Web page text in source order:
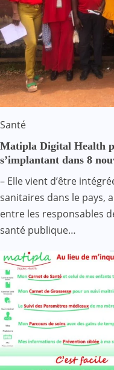
Santé
Matipla Digital Health
s’implantant dans 8
– Elle vient d’être
sanitaires dans le pays,
entre les responsables
santé publique…